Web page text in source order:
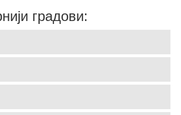
градови: